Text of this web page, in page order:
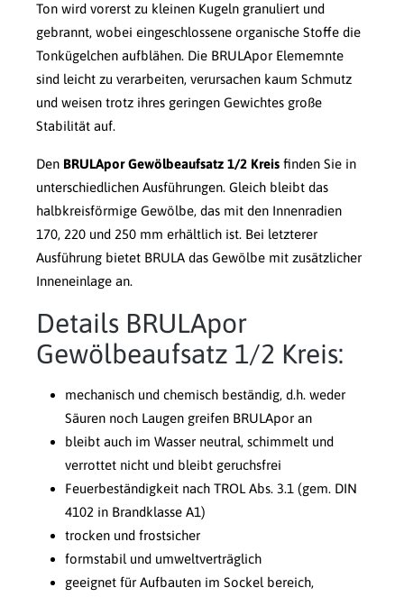
Ton wird vorerst zu kleinen Kugeln granuliert und
gebrannt, wobei eingeschlossene organische Stoffe die
Tonkügelchen aufblähen. Die BRULApor Elememnte
sind leicht zu verarbeiten, verursachen kaum Schmutz
und weisen trotz ihres geringen Gewichtes große
Stabilität auf.
Den BRULApor Gewölbeaufsatz 1/2 Kreis finden Sie in
unterschiedlichen Ausführungen. Gleich bleibt das
halbkreisförmige Gewölbe, das mit den Innenradien
170, 220 und 250 mm erhältlich ist. Bei letzterer
Ausführung bietet BRULA das Gewölbe mit zusätzlicher
Inneneinlage an.
Details BRULApor
Gewölbeaufsatz 1/2 Kreis:
mechanisch und chemisch beständig, d.h. weder
Säuren noch Laugen greifen BRULApor an
bleibt auch im Wasser neutral, schimmelt und
verrottet nicht und bleibt geruchsfrei
Feuerbeständigkeit nach TROL Abs. 3.1 (gem. DIN
4102 in Brandklasse A1)
trocken und frostsicher
formstabil und umweltverträglich
geeignet für Aufbauten im Sockel bereich,